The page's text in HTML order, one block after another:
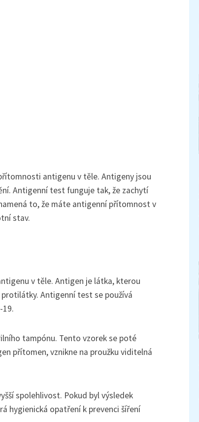
antigenu v těle. Antigeny jsou
Antigenní test funguje tak, že zachytí
to, že máte antigenní přítomnost v
stav.
v těle. Antigen je látka, kterou
Antigenní test se používá
19.
tampónu. Tento vzorek se poté
přítomen, vznikne na proužku viditelná
spolehlivost. Pokud byl výsledek
hygienická opatření k prevenci šíření